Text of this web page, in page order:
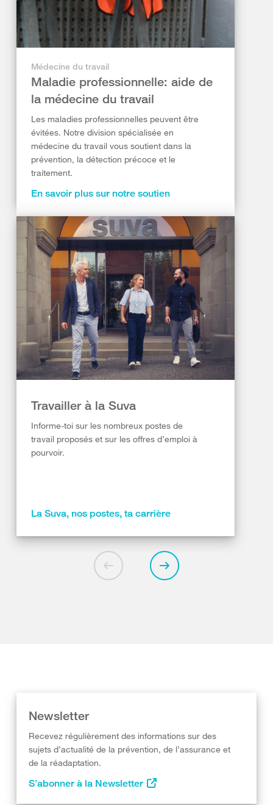
Médecine du travail
Maladie professionnelle: aide de
la médecine du travail
Les maladies professionnelles peuvent être
évitées. Notre division spécialisée en
médecine du travail vous soutient dans la
prévention, la détection précoce et le
traitement.
En savoir plus sur notre soutien
Travailler à la Suva
Informe-toi sur les nombreux postes de
travail proposés et sur les offres d’emploi à
pourvoir.
La Suva, nos postes, ta carrière
Newsletter
Recevez régulièrement des informations sur des
sujets d’actualité de la prévention, de l’assurance et
de la réadaptation.
S’abonner à la Newsletter